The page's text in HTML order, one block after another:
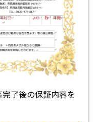
了後の保証内容を